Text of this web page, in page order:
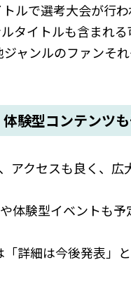
ルで選考大会が行
イトルも含まれる
ャンルのファンそ
験型コンテンツ
アクセスも良く、
体験型イベントも
詳細は今後発表」